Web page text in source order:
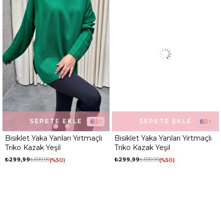
1
Bisiklet Yaka Yanları Yırtmaçlı
Triko Kazak Yeşil
₺299,99₺599,99 %50
SEPETE EKLE 1
Bisiklet Yaka Yanları Yırtmaçlı
Triko Kazak Yeşil
₺299,99₺599,99 %50
SEPETE EKLE